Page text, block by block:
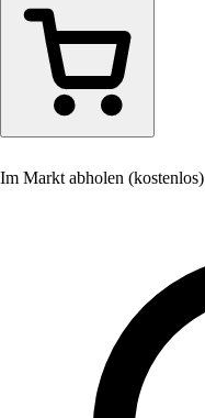
Im Markt abholen (kostenlos)